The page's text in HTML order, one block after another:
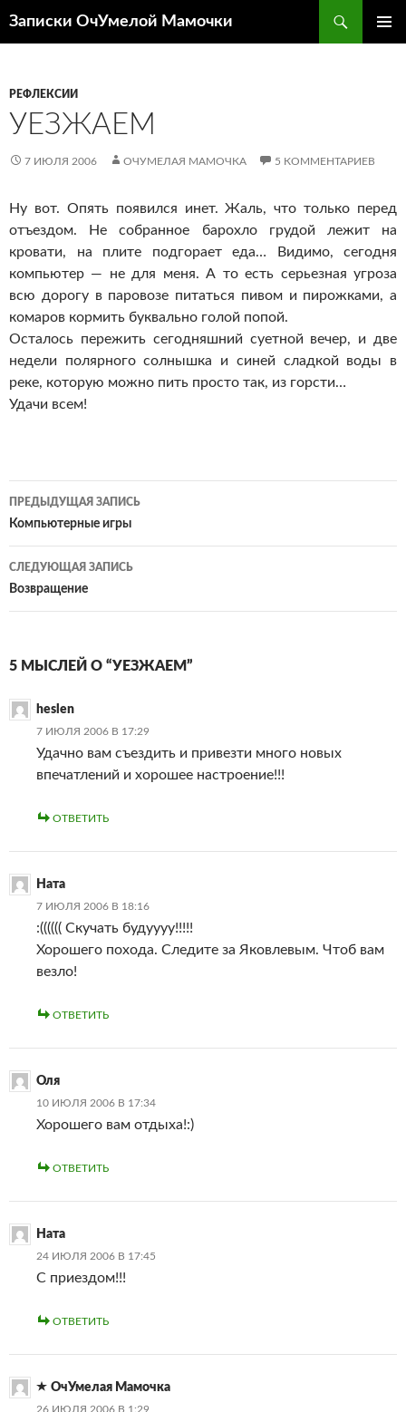
Записки ОчУмелой Мамочки
РЕФЛЕКСИИ
УЕЗЖАЕМ
7 ИЮЛЯ 2006 ОЧУМЕЛАЯ МАМОЧКА 5 КОММЕНТАРИЕВ
Ну вот. Опять появился инет. Жаль, что только перед
отъездом. Не собранное барохло грудой лежит на
кровати, на плите подгорает еда… Видимо, сегодня
компьютер — не для меня. А то есть серьезная угроза
всю дорогу в паровозе питаться пивом и пирожками, а
комаров кормить буквально голой попой.
Осталось пережить сегодняшний суетной вечер, и две
недели полярного солнышка и синей сладкой воды в
реке, которую можно пить просто так, из горсти…
Удачи всем!
Навигация
по
записям
ПРЕДЫДУЩАЯ ЗАПИСЬ
Компьютерные игры
СЛЕДУЮЩАЯ ЗАПИСЬ
Возвращение
5 МЫСЛЕЙ О “УЕЗЖАЕМ”
heslen
7 ИЮЛЯ 2006 В 17:29
Удачно вам съездить и привезти много новых
впечатлений и хорошее настроение!!!
ОТВЕТИТЬ
Ната
7 ИЮЛЯ 2006 В 18:16
:(((((( Скучать будуууу!!!!!
Хорошего похода. Следите за Яковлевым. Чтоб вам
везло!
ОТВЕТИТЬ
Оля
10 ИЮЛЯ 2006 В 17:34
Хорошего вам отдыха!:)
ОТВЕТИТЬ
Ната
24 ИЮЛЯ 2006 В 17:45
С приездом!!!
ОТВЕТИТЬ
ОчУмелая Мамочка
26 ИЮЛЯ 2006 В 1:29